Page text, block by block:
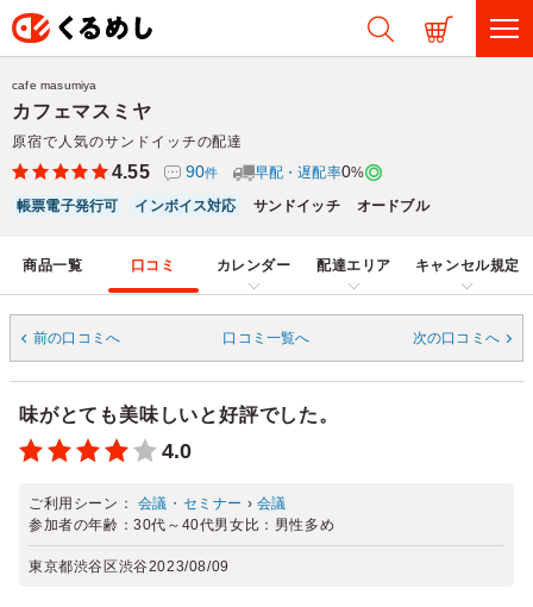
カフェマスミヤ
原宿で人気のサンドイッチの配達
cafe masumiya
4.55 90件 早配・遅配率0%
帳票電子発行可
インボイス対応 サンドイッチ オードブル
商品一覧 口コミ カレンダー 配達エリア キャンセル規定
前の口コミへ 口コミ一覧へ 次の口コミへ
味がとても美味しいと好評でした。
4.0
ご利用シーン： 会議・セミナー › 会議
参加者の年齢：30代～40代男女比： 男性多め
東京都渋谷区渋谷2023/08/09